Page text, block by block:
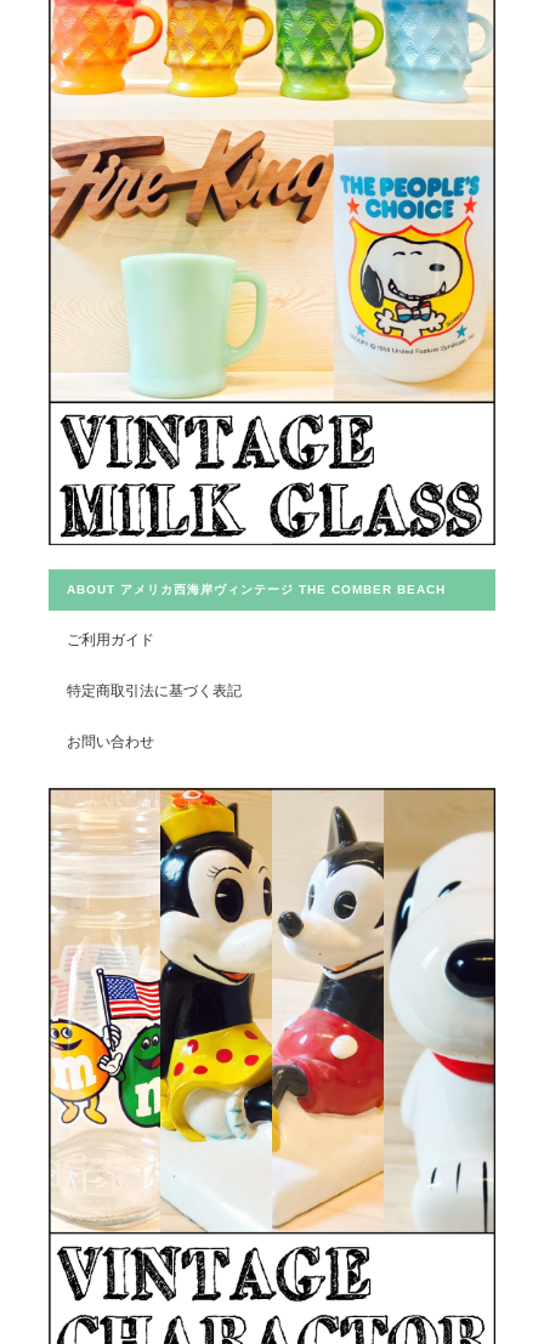
ABOUT アメリカ西海岸ヴィンテージ THE COMBER BEACH
ご利用ガイド
特定商取引法に基づく表記
お問い合わせ